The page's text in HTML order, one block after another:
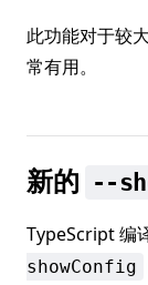
此功能对于较
常有用。
新的 --
TypeScript 编
showConfig